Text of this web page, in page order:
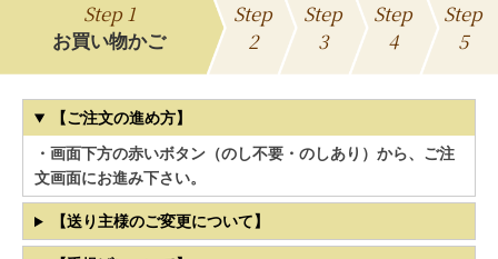
Step 1
お買い物かご
Step
2
Step
3
Step
4
Step
5
【ご注文の進め方】
・画面下方の赤いボタン（のし不要・のしあり）から、ご注
文画面にお進み下さい。
【送り主様のご変更について】